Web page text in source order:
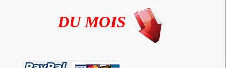
DU MOIS